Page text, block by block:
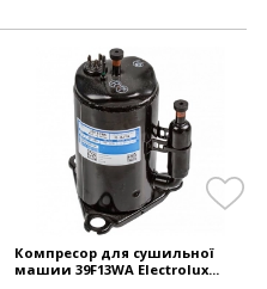
Компресор для сушильної
машии 39F13WA Electrolux...